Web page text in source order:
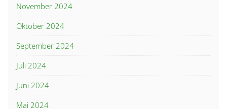
November 2024
Oktober 2024
September 2024
Juli 2024
Juni 2024
Mai 2024